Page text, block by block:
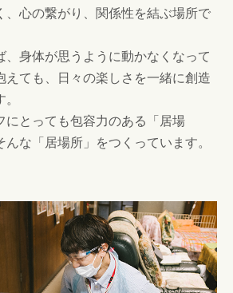
、心の繋がり、関係性を結ぶ場所で
、身体が思うように動かなくなって
えても、日々の楽しさを一緒に創造
にとっても包容力のある「居場
んな「居場所」をつくっています。